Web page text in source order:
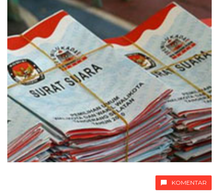
KOMENTAR